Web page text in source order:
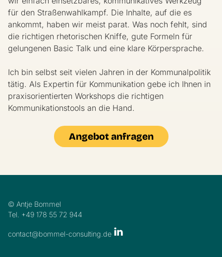
für den Straßenwahlkampf. Die Inhalte, auf die es
ankommt, haben wir meist parat. Was noch fehlt, sind
die richtigen rhetorischen Kniffe, gute Formeln für
gelungenen Basic Talk und eine klare Körpersprache.
Ich bin selbst seit vielen Jahren in der Kommunalpolitik
tätig. Als Expertin für Kommunikation gebe ich Ihnen in
praxisorientierten Workshops die richtigen
Kommunikationstools an die Hand.
Angebot anfragen
© Antje Bommel
Tel. +49 178 55 72 944
contact@bommel-consulting.de